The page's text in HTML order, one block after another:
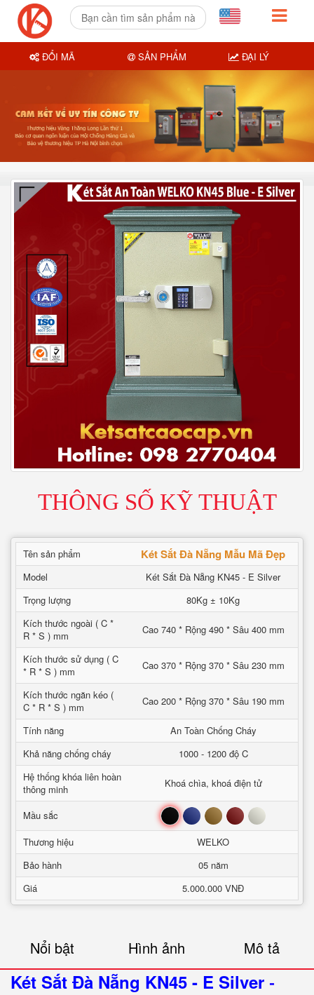
THÔNG SỐ KỸ THUẬT
Tên sản phẩm Két Sắt Đà Nẵng Mẫu Mã Đẹp
Model
Két Sắt Đà Nẵng KN45 - E Silver
Trọng lượng
80Kg ± 10Kg
Kích thước ngoài ( C *
R * S ) mm
Cao 740 * Rộng 490 * Sâu 400 mm
Kích thước sử dụng ( C
* R * S ) mm
Cao 370 * Rộng 370 * Sâu 230 mm
Kích thước ngăn kéo (
C * R * S ) mm
Cao 200 * Rộng 370 * Sâu 190 mm
Tính năng
An Toàn Chống Cháy
Khả năng chống cháy
1000 - 1200 độ C
Hệ thống khóa liên hoàn
thông minh
Khoá chìa, khoá điện tử
Mầu sắc Đen Xanh Nâu Đỏ Trắng
Thương hiệu
WELKO
Bảo hành
05 năm
Giá
5.000.000 VNĐ
Nổi bật Hình ảnh Mô tả
Két Sắt Đà Nẵng KN45 - E Silver -
ĐỔI MÃ SẢN PHẨM ĐẠI LÝ